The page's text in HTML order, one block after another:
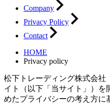
Company
Privacy Policy
Contact
HOME
Privacy policy
松下トレーディング株式会社
イト（以下「当サイト」）を
めたプライバシーの考え方に